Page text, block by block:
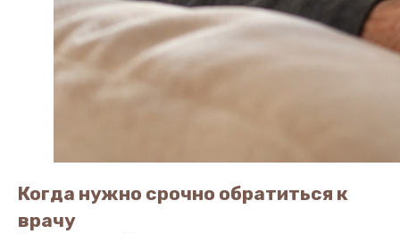
Когда нужно срочно обратиться к
врачу